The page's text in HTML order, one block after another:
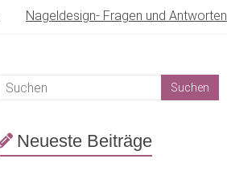
Nageldesign- Fragen und Antworten
Neueste Beiträge